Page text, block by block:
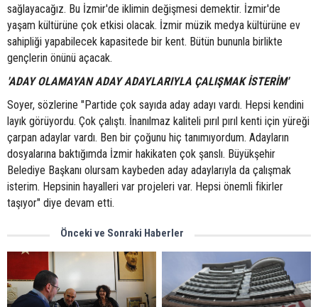
sağlayacağız. Bu İzmir'de iklimin değişmesi demektir. İzmir'de
yaşam kültürüne çok etkisi olacak. İzmir müzik medya kültürüne ev
sahipliği yapabilecek kapasitede bir kent. Bütün bununla birlikte
gençlerin önünü açacak.
'ADAY OLAMAYAN ADAY ADAYLARIYLA ÇALIŞMAK İSTERİM'
Soyer, sözlerine "Partide çok sayıda aday adayı vardı. Hepsi kendini
layık görüyordu. Çok çalıştı. İnanılmaz kaliteli pırıl pırıl kenti için yüreği
çarpan adaylar vardı. Ben bir çoğunu hiç tanımıyordum. Adayların
dosyalarına baktığımda İzmir hakikaten çok şanslı. Büyükşehir
Belediye Başkanı olursam kaybeden aday adaylarıyla da çalışmak
isterim. Hepsinin hayalleri var projeleri var. Hepsi önemli fikirler
taşıyor" diye devam etti.
Önceki ve Sonraki Haberler